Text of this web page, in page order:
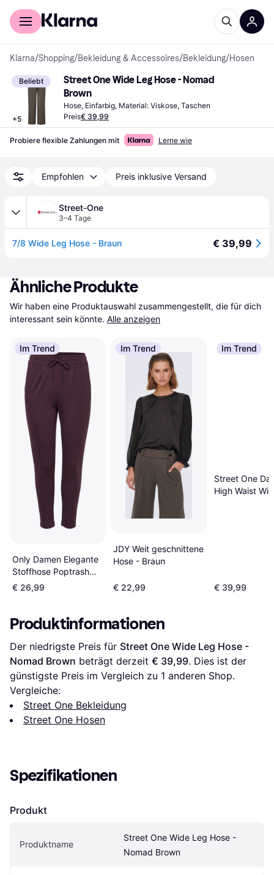
Für Shopper
Klarna/Shopping/Bekleidung & Accessoires/Bekleidung/Hosen
Beliebt
+5
Street One Wide Leg Hose - Nomad
Brown
Hose, Einfarbig, Material: Viskose, Taschen
Preis€ 39,99
Probiere flexible Zahlungen mit Lerne wie
Empfohlen Preis inklusive Versand
Street-One
3–4 Tage
7/8 Wide Leg Hose - Braun € 39,99
Ähnliche Produkte
Wir haben eine Produktauswahl zusammengestellt, die für dich
interessant sein könnte. Alle anzeigen
Im Trend
Only Damen Elegante
Stoffhose Poptrash
Paperback Stretch
Pants Business
ONLPOPTRASH NEU
€ 26,99
Im Trend
JDY Weit geschnittene
Hose - Braun
€ 22,99
Im Trend
Street One
High Waist
€ 39,99
Produktinformationen
Der niedrigste Preis für Street One Wide Leg Hose -
Nomad Brown beträgt derzeit € 39,99. Dies ist der
günstigste Preis im Vergleich zu 1 anderen Shop.
Vergleiche:
Street One Bekleidung
Street One Hosen
Spezifikationen
Produkt
Produktname
Street One Wide Leg Hose -
Nomad Brown